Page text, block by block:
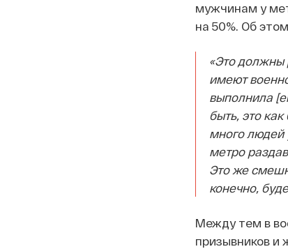
мужчинам у
на 50%. Об
«Это должны
имеют
выполнила
быть, это
много людей
метро
Это же
конечно,
Между тем в
призывников и